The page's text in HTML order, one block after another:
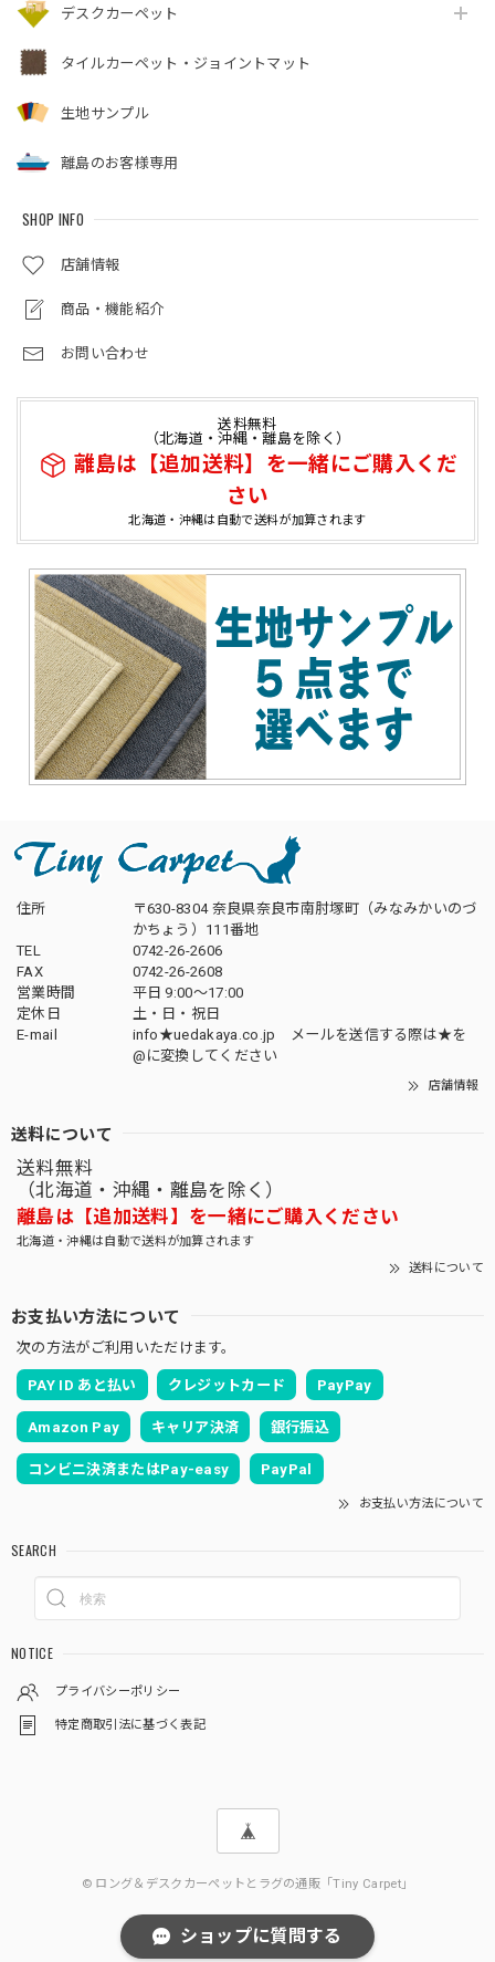
デスクカーペット
タイルカーペット・ジョイントマット
生地サンプル
離島のお客様専用
SHOP INFO
店舗情報
商品・機能紹介
お問い合わせ
送料無料
（北海道・沖縄・離島を除く）
離島は【追加送料】を一緒にご購入くだ
さい
北海道・沖縄は自動で送料が加算されます
住所
〒630-8304 奈良県奈良市南肘塚町（みなみかいのづ
かちょう）111番地
TEL
0742-26-2606
FAX
0742-26-2608
営業時間
平日 9:00～17:00
定休日
土・日・祝日
E-mail
info★uedakaya.co.jp メールを送信する際は★を
@に変換してください
店舗情報
送料について
送料無料
（北海道・沖縄・離島を除く）
離島は【追加送料】を一緒にご購入ください
北海道・沖縄は自動で送料が加算されます
送料について
お支払い方法について
次の方法がご利用いただけます。
PAY ID あと払い クレジットカード PayPay
Amazon Pay キャリア決済 銀行振込
コンビニ決済またはPay-easy PayPal
お支払い方法について
SEARCH
NOTICE
プライバシーポリシー
特定商取引法に基づく表記
© ロング＆デスクカーペットとラグの通販「Tiny Carpet」
ショップに質問する